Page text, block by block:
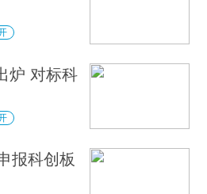
炉 对标科
报科创板